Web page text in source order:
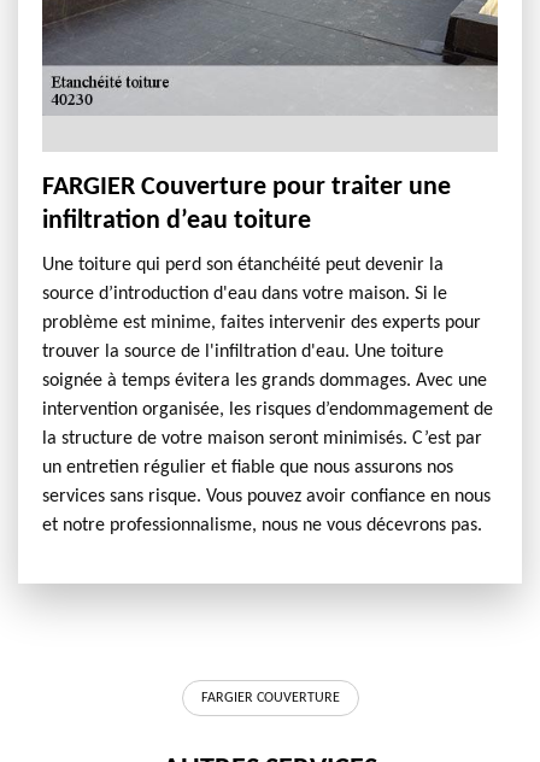
FARGIER Couverture pour traiter une
infiltration d’eau toiture
Une toiture qui perd son étanchéité peut devenir la
source d’introduction d'eau dans votre maison. Si le
problème est minime, faites intervenir des experts pour
trouver la source de l'infiltration d'eau. Une toiture
soignée à temps évitera les grands dommages. Avec une
intervention organisée, les risques d’endommagement de
la structure de votre maison seront minimisés. C’est par
un entretien régulier et fiable que nous assurons nos
services sans risque. Vous pouvez avoir confiance en nous
et notre professionnalisme, nous ne vous décevrons pas.
FARGIER COUVERTURE